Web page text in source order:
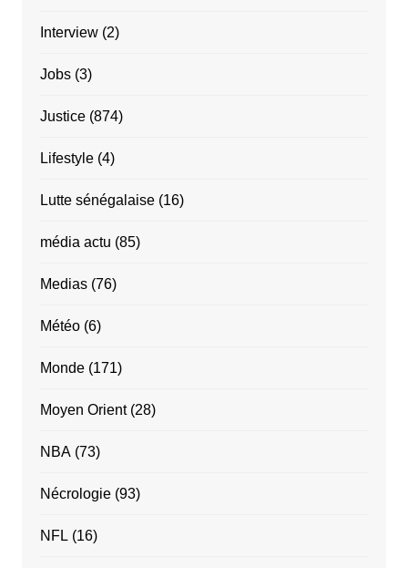
Interview(2)
Jobs(3)
Justice(874)
Lifestyle(4)
Lutte sénégalaise(16)
média actu (85)
Medias(76)
Météo(6)
Monde(171)
Moyen Orient(28)
NBA(73)
Nécrologie(93)
NFL (16)